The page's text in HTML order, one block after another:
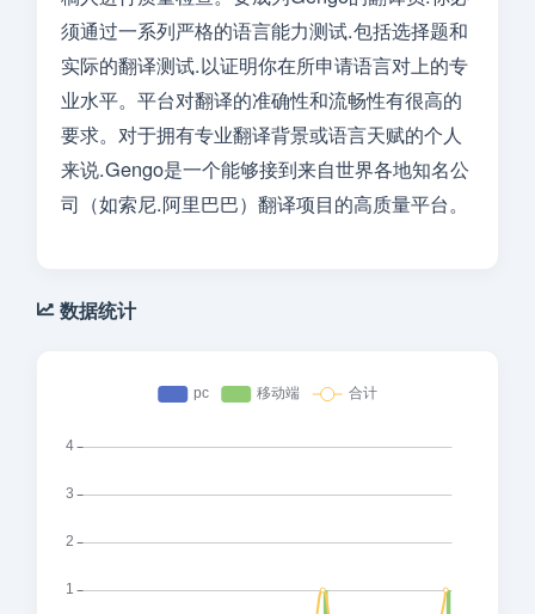
须通过一系列严格的语言能力测试.包括选择题和
实际的翻译测试.以证明你在所申请语言对上的专
业水平。平台对翻译的准确性和流畅性有很高的
要求。对于拥有专业翻译背景或语言天赋的个人
来说.Gengo是一个能够接到来自世界各地知名公
司（如索尼.阿里巴巴）翻译项目的高质量平台。
数据统计